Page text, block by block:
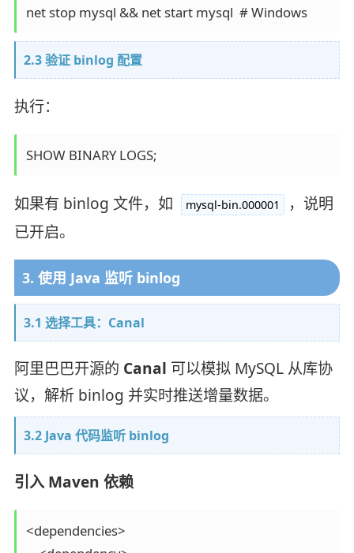
net stop mysql && net start mysql  # Windows
2.3 验证 binlog 配置
执行：
SHOW BINARY LOGS;
如果有 binlog 文件，如 mysql-bin.000001
，说明
已开启。
3. 使用 Java 监听 binlog
3.1 选择工具：Canal
阿里巴巴开源的 Canal 可以模拟 MySQL 从库协
议，解析 binlog 并实时推送增量数据。
3.2 Java 代码监听 binlog
引入 Maven 依赖
<dependencies>